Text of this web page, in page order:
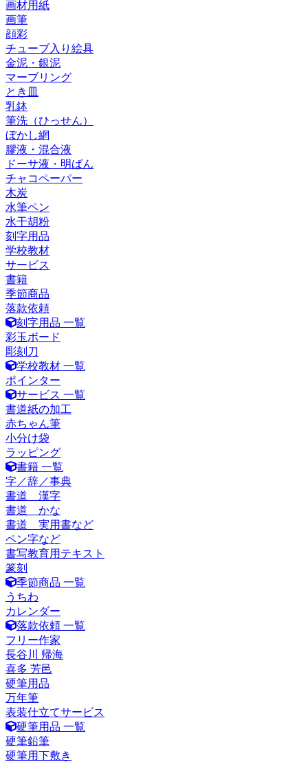
画材用紙
画筆
顔彩
チューブ入り絵具
金泥・銀泥
マーブリング
とき皿
乳鉢
筆洗（ひっせん）
ぼかし網
膠液・混合液
ドーサ液・明ばん
チャコペーパー
木炭
水筆ペン
水干胡粉
刻字用品
学校教材
サービス
書籍
季節商品
落款依頼
刻字用品 一覧
彩玉ボード
彫刻刀
学校教材 一覧
ポインター
サービス 一覧
書道紙の加工
赤ちゃん筆
小分け袋
ラッピング
書籍 一覧
字／辞／事典
書道 漢字
書道 かな
書道 実用書など
ペン字など
書写教育用テキスト
篆刻
季節商品 一覧
うちわ
カレンダー
落款依頼 一覧
フリー作家
長谷川 帰海
喜多 芳邑
硬筆用品
万年筆
表装仕立てサービス
硬筆用品 一覧
硬筆鉛筆
硬筆用下敷き